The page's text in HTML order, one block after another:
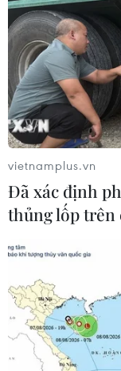
vietnamplus.vn
Đã xác định
thủng lốp trên